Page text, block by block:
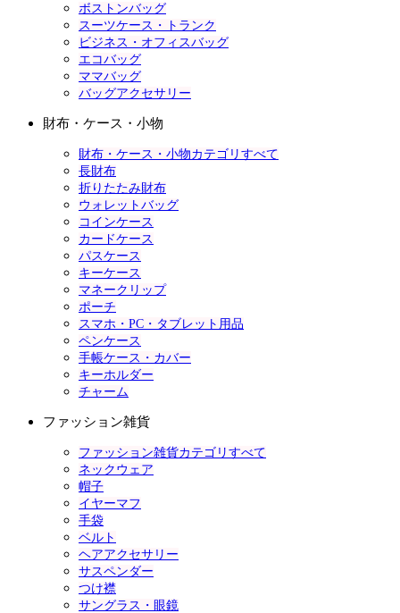
ボストンバッグ
スーツケース・トランク
ビジネス・オフィスバッグ
エコバッグ
ママバッグ
バッグアクセサリー
財布・ケース・小物
財布・ケース・小物カテゴリすべて
長財布
折りたたみ財布
ウォレットバッグ
コインケース
カードケース
パスケース
キーケース
マネークリップ
ポーチ
スマホ・PC・タブレット用品
ペンケース
手帳ケース・カバー
キーホルダー
チャーム
ファッション雑貨
ファッション雑貨カテゴリすべて
ネックウェア
帽子
イヤーマフ
手袋
ベルト
ヘアアクセサリー
サスペンダー
つけ襟
サングラス・眼鏡